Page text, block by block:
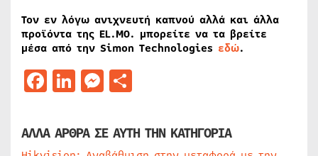
Τον εν λόγω ανιχνευτή καπνού αλλά και άλλα
προϊόντα της EL.MO. μπορείτε να τα βρείτε
μέσα από την Simon Technologies εδώ.
Facebook
LinkedIn
Messenger
ΑΛΛΑ ΑΡΘΡΑ ΣΕ ΑΥΤΗ ΤΗΝ ΚΑΤΗΓΟΡΙΑ